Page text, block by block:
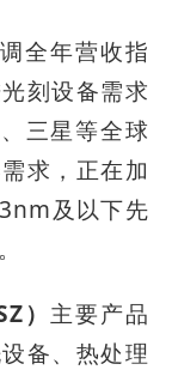
全年营收指
刻设备需求
、三星等全球
求，正在加
及以下先
） 主要产品
备、热处理